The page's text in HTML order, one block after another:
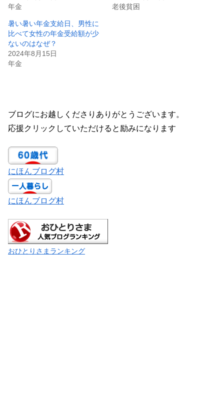
年金
老後貧困
暑い暑い年金支給日、男性に
比べて女性の年金受給額が少
ないのはなぜ？
2024年8月15日
年金
ブログにお越しくださりありがとうございます。
応援クリックしていただけると励みになります
にほんブログ村
にほんブログ村
おひとりさまランキング